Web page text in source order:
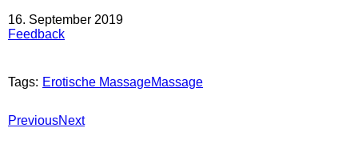
Datum
16. September 2019
In Bezug auf
Feedback
Tags: Erotische MassageMassage
PreviousNext